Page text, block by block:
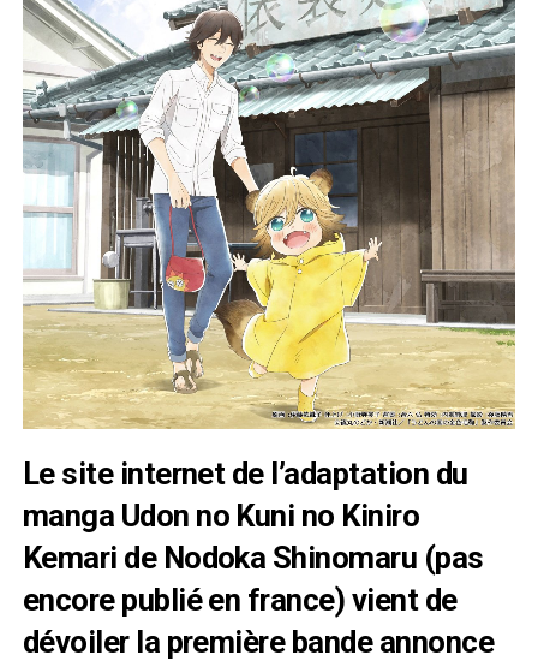
Le site internetde l’adaptation du
manga Udon no Kuni no Kiniro
Kemari de Nodoka Shinomaru (pas
encore publié en france) vient de
dévoiler la première bande annonce